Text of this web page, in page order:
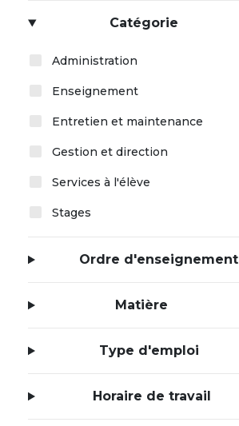
Catégorie
Administration
Enseignement
Entretien et maintenance
Gestion et direction
Services à l'élève
Stages
Ordre d'enseignement
Matière
Type d'emploi
Horaire de travail